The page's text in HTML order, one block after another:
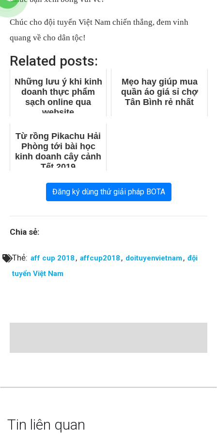
Chúc cho đội tuyển Việt Nam chiến thắng, đem vinh
quang về cho dân tộc!
Related posts:
Những lưu ý khi kinh
doanh thực phẩm
sạch online qua
website
Mẹo hay giúp mua
quần áo giá sỉ chợ
Tân Bình rẻ nhất
Từ rồng Pikachu Hải
Phòng tới bài học
kinh doanh cây cảnh
Tết 2019
Đăng ký dùng thử giải pháp BOTA
Chia sẻ:
Thẻ: aff cup 2018 , affcup2018 , doituyenvietnam, đội
tuyển Việt Nam
Tin liên quan